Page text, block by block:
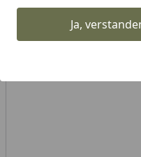
Ja,
Grillzubehör